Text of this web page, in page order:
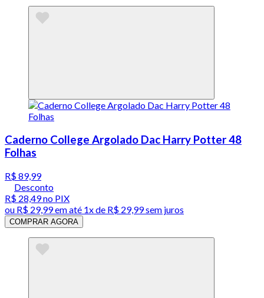
Caderno College Argolado Dac Harry Potter 48
Folhas
R$ 89,99
Desconto
R$ 28,49no PIX
ou R$ 29,99em até 1x de R$ 29,99sem juros
COMPRAR AGORA